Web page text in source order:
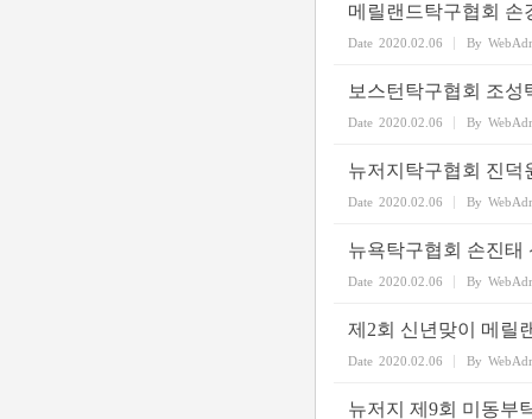
메릴랜드탁구협회 손
Date 2020.02.06 By
보스턴탁구협회 조성
Date 2020.02.06 By
뉴저지탁구협회 진덕
Date 2020.02.06 By
뉴욕탁구협회 손진태
Date 2020.02.06 By
제2회 신년맞이 메릴
Date 2020.02.06 By
뉴저지 제9회 미동부